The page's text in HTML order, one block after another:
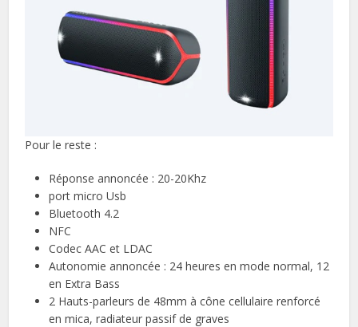
Pour le reste :
Réponse annoncée : 20-20Khz
port micro Usb
Bluetooth 4.2
NFC
Codec AAC et LDAC
Autonomie annoncée : 24 heures en mode normal, 12
en Extra Bass
2 Hauts-parleurs de 48mm à cône cellulaire renforcé
en mica, radiateur passif de graves